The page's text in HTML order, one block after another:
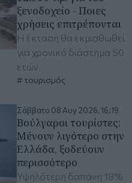
ξενοδοχείο - Ποιες
χρήσεις επιτρέπονται
Η έκταση θα εκμισθωθεί
για χρονικό διάστημα 50
ετών
τουρισμός
Σάββατο 08 Αυγ 2026, 16:19
Βούλγαροι τουρίστες:
Μένουν λιγότερο στην
Ελλάδα, ξοδεύουν
περισσότερο
Υψηλότερη δαπάνη 18%